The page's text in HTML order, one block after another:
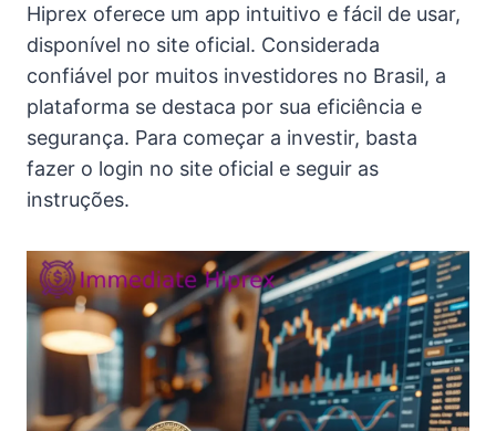
Hiprex oferece um app intuitivo e fácil de usar,
disponível no site oficial. Considerada
confiável por muitos investidores no Brasil, a
plataforma se destaca por sua eficiência e
segurança. Para começar a investir, basta
fazer o login no site oficial e seguir as
instruções.